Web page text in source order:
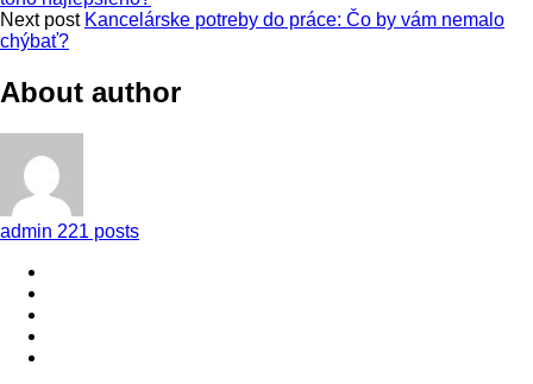
Next post Kancelárske potreby do práce: Čo by vám nemalo
chýbať?
About author
admin 221 posts